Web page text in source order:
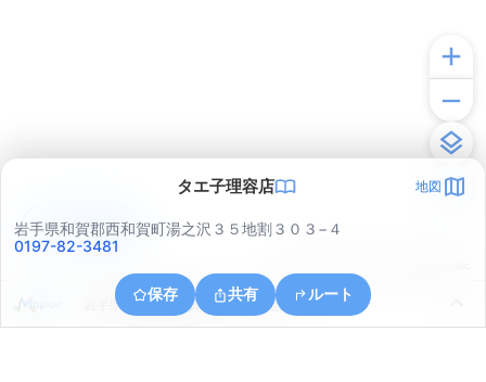
タエ子理容店 地図
岩手県和賀郡西和賀町湯之沢３５地割３０３−４
0197-82-3481
保存 共有 ルート
岩手県和賀郡西和賀町川尻３７地割
アプリで見る